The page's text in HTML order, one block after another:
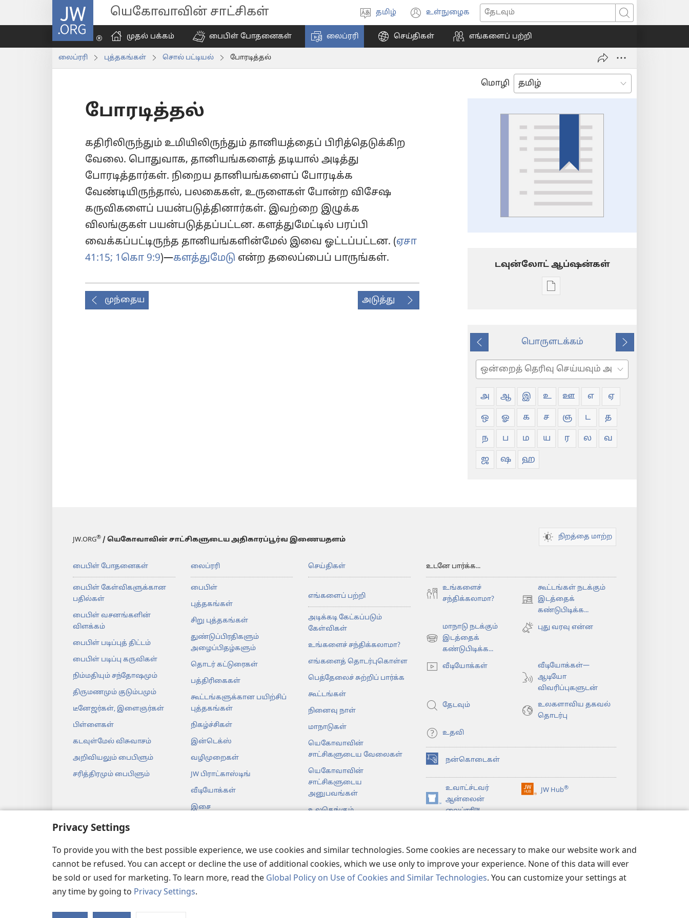
Privacy Settings
To provide you with the best possible experience, we use cookies and similar technologies. Some cookies are necessary to make our website work and
cannot be refused. You can accept or decline the use of additional cookies, which we use only to improve your experience. None of this data will ever
be sold or used for marketing. To learn more, read the Global Policy on Use of Cookies and Similar Technologies. You can customize your settings at
any time by going to Privacy Settings.
JW.ORG யெகோவாவின் சாட்சிகள்
மொழியை
தேர்ந்தெடுங்கள்
தமிழ் உள்நுழைக
(opens
window)
தேடவும்
முதல் பக்கம் பைபிள் போதனைகள் லைப்ரரி செய்திகள் எங்களைப் பற்றி
லைப்ரரி புத்தகங்கள் சொல் பட்டியல் போரடித்தல்
மொழி
போரடித்தல்
கதிரிலிருந்தும் உமியிலிருந்தும் தானியத்தைப் பிரித்தெடுக்கிற
வேலை. பொதுவாக, தானியங்களைத் தடியால் அடித்து
போரடித்தார்கள். நிறைய தானியங்களைப் போரடிக்க
வேண்டியிருந்தால், பலகைகள், உருளைகள் போன்ற விசேஷ
கருவிகளைப் பயன்படுத்தினார்கள். இவற்றை இழுக்க
விலங்குகள் பயன்படுத்தப்பட்டன. களத்துமேட்டில் பரப்பி
வைக்கப்பட்டிருந்த தானியங்களின்மேல் இவை ஓட்டப்பட்டன. (ஏசா
41:15; 1கொ 9:9)—களத்துமேடு என்ற தலைப்பைப் பாருங்கள்.
முந்தைய அடுத்து
டவுன்லோட் ஆப்ஷன்கள்
டிஜிட்டல்
சொல்
பட்டியல்
முந்தைய
பொருளடக்கம்
அடுத்து
தேடவும்
அ
ஆ இ உ ஊ எ ஏ
ஒ ஓ க ச ஞ ட த
ந ப ம ய ர ல வ
ஜ ஷ ஹ
JW.ORG® / யெகோவாவின் சாட்சிகளுடைய அதிகாரப்பூர்வ இணையதளம் நிறத்தை மாற்ற
பைபிள் போதனைகள்
பைபிள் கேள்விகளுக்கான
பதில்கள்
பைபிள் வசனங்களின்
விளக்கம்
பைபிள் படிப்புத் திட்டம்
பைபிள் படிப்பு கருவிகள்
நிம்மதியும் சந்தோஷமும்
திருமணமும் குடும்பமும்
டீனேஜர்கள், இளைஞர்கள்
பிள்ளைகள்
கடவுள்மேல் விசுவாசம்
அறிவியலும் பைபிளும்
சரித்திரமும் பைபிளும்
லைப்ரரி
பைபிள்
புத்தகங்கள்
சிறு புத்தகங்கள்
துண்டுப்பிரதிகளும்
அழைப்பிதழ்களும்
தொடர் கட்டுரைகள்
பத்திரிகைகள்
கூட்டங்களுக்கான பயிற்சிப்
புத்தகங்கள்
நிகழ்ச்சிகள்
இன்டெக்ஸ்
வழிமுறைகள்
JW பிராட்காஸ்டிங்
வீடியோக்கள்
இசை
வாசிப்பு
செய்திகள்
எங்களைப் பற்றி
அடிக்கடி கேட்கப்படும்
கேள்விகள்
உங்களைச் சந்திக்கலாமா?
எங்களைத் தொடர்புகொள்ள
பெத்தேலைச் சுற்றிப் பார்க்க
கூட்டங்கள்
நினைவு நாள்
மாநாடுகள்
யெகோவாவின்
சாட்சிகளுடைய வேலைகள்
யெகோவாவின்
சாட்சிகளுடைய
அனுபவங்கள்
உலகெங்கும்
உடனே பார்க்க...
உங்களைச்
சந்திக்கலாமா?
கூட்டங்கள் நடக்கும்
இடத்தைக்
கண்டுபிடிக்க...
(opens
window)
மாநாடு நடக்கும்
இடத்தைக்
கண்டுபிடிக்க...
(opens
window)
புது வரவு என்ன
வீடியோக்கள்
வீடியோக்கள்—
ஆடியோ
விவரிப்புகளுடன்
தேடவும்
உலகளாவிய தகவல்
தொடர்பு
உதவி
நன்கொடைகள்
(opens
new
window)உவாட்ச்டவர்
ஆன்லைன்
லைப்ரரி™
(opens
JW Hub®
(opens
Copyright © 2026 Watch Tower Bible and Tract Society of Pennsylvania.